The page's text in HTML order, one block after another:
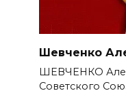
Шевченко
ШЕВЧЕНКО
Советского